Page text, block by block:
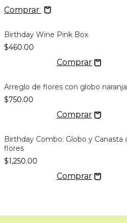
Comprar
Birthday Wine Pink Box
$460.00
Arreglo de flores con globo naranja
$750.00
Birthday Combo: Globo y Canasta
flores
$1,250.00